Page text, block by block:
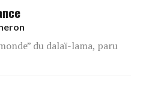
du dalaï-lama, paru